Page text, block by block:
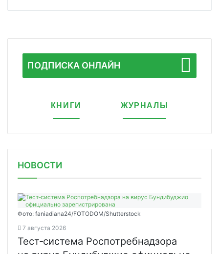
ПОДПИСКА ОНЛАЙН
КНИГИ ЖУРНАЛЫ
НОВОСТИ
Фото: faniadiana24/FOTODOM/Shutterstock
7 августа 2026
Тест‑система Роспотребнадзора